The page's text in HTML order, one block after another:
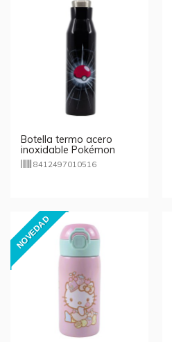
Botella termo acero
inoxidable Pokémon
515ml
8412497010516
NOVEDAD